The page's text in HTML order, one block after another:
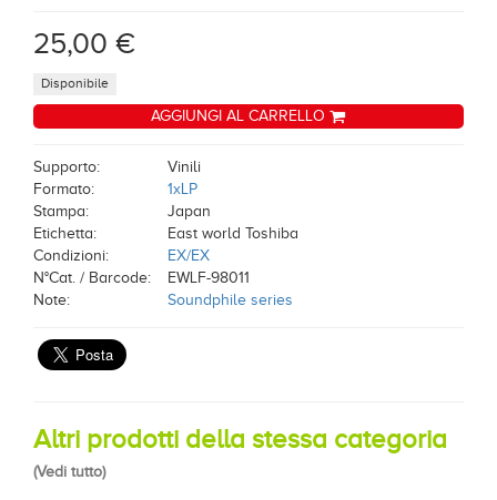
25,00 €
Disponibile
AGGIUNGI AL CARRELLO
Supporto:
Vinili
Formato:
1xLP
Stampa:
Japan
Etichetta:
East world Toshiba
Condizioni:
EX/EX
N°Cat. / Barcode:
EWLF-98011
Note:
Soundphile series
Altri prodotti della stessa categoria
(Vedi tutto)